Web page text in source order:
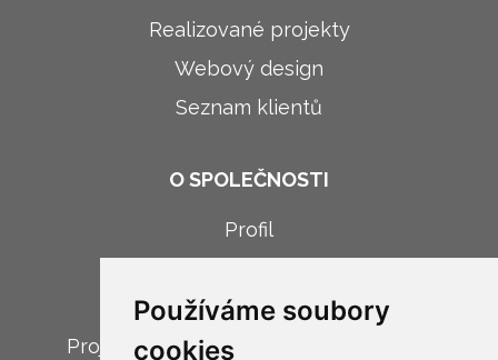
Používáme soubory
cookies
Realizované projekty
Webový design
Seznam klientů
O SPOLEČNOSTI
Profil
Kariéra
Projekt: Digitalizace firemních procesů